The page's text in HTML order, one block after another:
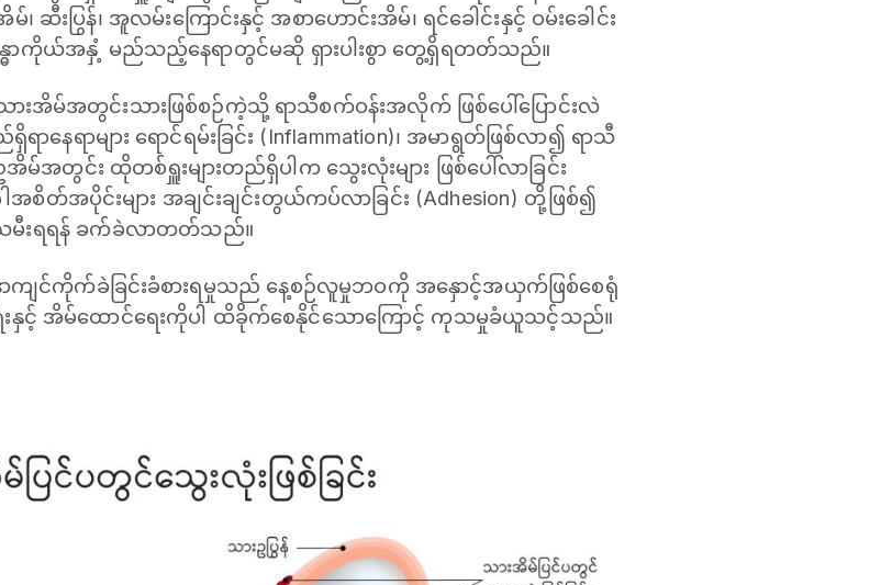
announce the...
အိမ်၊ ဆီးပြွန်၊ အူလမ်းကြောင်းနှင့် အစာဟောင်းအိမ်၊ ရင်ခေါင်းနှင့် ဝမ်းခေါင်း
ခန္ဓာကိုယ်အနှံ့ မည်သည့်နေရာတွင်မဆို ရှားပါးစွာ တွေ့ရှိရတတ်သည်။
းအိမ်အတွင်းသားဖြစ်စဉ်ကဲ့သို့ ရာသီစက်ဝန်းအလိုက် ဖြစ်ပေါ်ပြောင်းလဲ
ရာများ ရောင်ရမ်းခြင်း (Inflammation)၊ အမာရွတ်ဖြစ်လာ၍ ရာသီ
မ်အတွင်း ထိုတစ်ရှူးများတည်ရှိပါက သွေးလုံးများ ဖြစ်ပေါ်လာခြင်း
အစိတ်အပိုင်းများ အချင်းချင်းတွယ်ကပ်လာခြင်း (Adhesion) တို့ဖြစ်၍
သမီးရရန် ခက်ခဲလာတတ်သည်။
နာကျင်ကိုက်ခဲခြင်းခံစားရမှုသည် နေ့စဉ်လူမှုဘဝကို အနှောင့်အယှက်ဖြစ်စေရုံ
းနှင့် အိမ်ထောင်ရေးကိုပါ ထိခိုက်စေနိုင်သောကြောင့် ကုသမှုခံယူသင့်သည်။